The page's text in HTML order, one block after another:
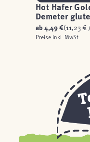
Hot Hafer
Demeter
ab4,49 €(11,23 €
Preise inkl. MwSt.